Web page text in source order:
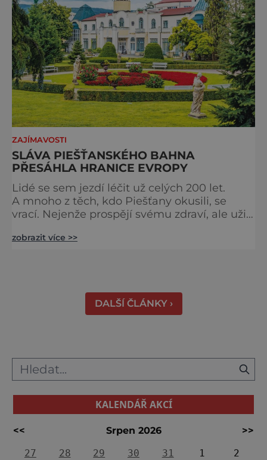
ZAJÍMAVOSTI
SLÁVA PIEŠŤANSKÉHO BAHNA
PŘESÁHLA HRANICE EVROPY
Lidé se sem jezdí léčit už celých 200 let.
A mnoho z těch, kdo Piešťany okusili, se
vrací. Nejenže prospějí svému zdraví, ale užijí
řekne slovenské lázně, Piešťany bývají první
zobrazit více >>
DALŠÍ ČLÁNKY ›
KALENDÁŘ AKCÍ
<< Srpen 2026
>>
27
28 29 30 31 1
2